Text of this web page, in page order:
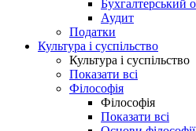
Бухгалтерський
Аудит
Податки
Культура і суспільство
Культура і суспільство
Показати всі
Філософія
Філософія
Показати всі